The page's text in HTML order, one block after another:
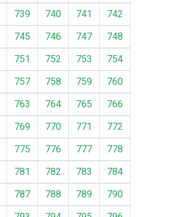
739 740 741
742
745 746 747
748
751 752 753
754
757 758 759
760
763 764 765
766
769 770 771
772
775 776 777
778
781 782 783
784
787 788 789
790